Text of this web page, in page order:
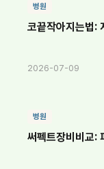
병원
코끝작아지는법:
2026-07-09
병원
써펙트장비비교: